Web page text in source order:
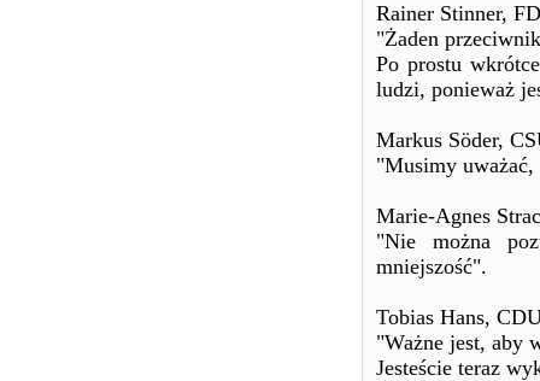
Rainer Stinner,
"Żaden
Po prostu
ludzi, ponieważ
Markus Söder,
"Musimy uważać,
Marie-Agnes
"Nie można
mniejszość".
Tobias Hans,
"Ważne jest, aby
Jesteście teraz